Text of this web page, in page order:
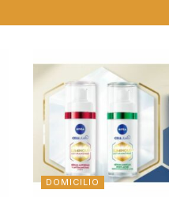
DOMICILIO